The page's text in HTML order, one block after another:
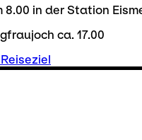
8.00 in der Station
ca. 17.00